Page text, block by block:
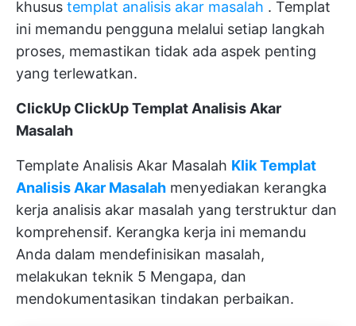
khusus templat analisis akar masalah . Templat
ini memandu pengguna melalui setiap langkah
proses, memastikan tidak ada aspek penting
yang terlewatkan.
ClickUp ClickUp Templat Analisis Akar
Masalah
Template Analisis Akar Masalah Klik Templat
Analisis Akar Masalah menyediakan kerangka
kerja analisis akar masalah yang terstruktur dan
komprehensif. Kerangka kerja ini memandu
Anda dalam mendefinisikan masalah,
melakukan teknik 5 Mengapa, dan
mendokumentasikan tindakan perbaikan.